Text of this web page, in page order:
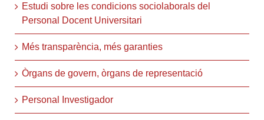
Estudi sobre les condicions sociolaborals del
Personal Docent Universitari
Més transparència, més garanties
Òrgans de govern, òrgans de representació
Personal Investigador